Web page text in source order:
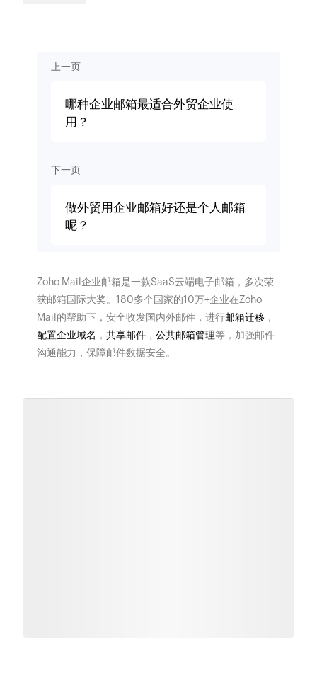
上一页
哪种企业邮箱最适合外贸企业使
用？
下一页
做外贸用企业邮箱好还是个人邮箱
呢？
Zoho Mail企业邮箱是一款SaaS云端电子邮箱，多次荣
获邮箱国际大奖。180多个国家的10万+企业在Zoho
Mail的帮助下，安全收发国内外邮件，进行邮箱迁移 ，
配置企业域名 ， 共享邮件， 公共邮箱管理等，加强邮件
沟通能力，保障邮件数据安全。